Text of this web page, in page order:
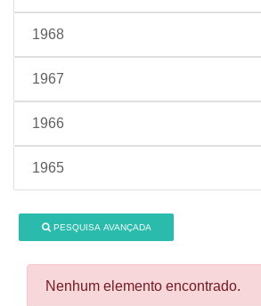
1968
1967
1966
1965
PESQUISA AVANÇADA
Nenhum elemento encontrado.